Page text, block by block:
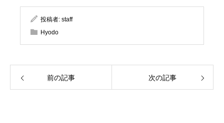
投稿者: staff
Hyodo
前の記事 次の記事